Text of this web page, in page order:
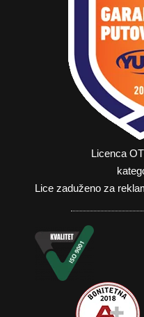
Licenca
Lice zaduženo za